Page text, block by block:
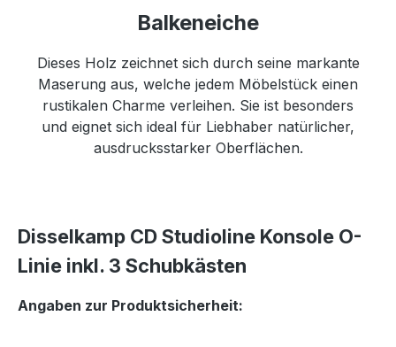
Balkeneiche
Dieses Holz zeichnet sich durch seine markante
Maserung aus, welche jedem Möbelstück einen
rustikalen Charme verleihen. Sie ist besonders
und eignet sich ideal für Liebhaber natürlicher,
ausdrucksstarker Oberflächen.
Disselkamp CD Studioline Konsole O-
Linie inkl. 3 Schubkästen
Angaben zur Produktsicherheit: